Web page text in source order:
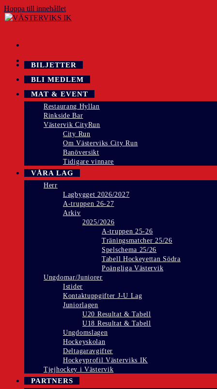
Hoppa till innehållet
BILJETTER
BLI MEDLEM
MAT & EVENT
Restaurang Hyllan
Rinkside Bar
Västervik CityRun
City Run
Om Västerviks City Run
Banöversikt
Tidigare vinnare
VÅRA LAG
Herr
Lagbygget 2026/2027
A-truppen 26-27
Arkiv
2025/2026
A-truppen 25-26
Träningsmatcher 25/26
Spelschema 25/26
Tabell Hockeyettan Södra
Poängliga Västervik
Ungdomar/Juniorer
Istider
Kontaktuppgifter J-U Lag
Juniorlagen
U20 Resultat & Tabell
U18 Resultat & Tabell
Ungdomslagen
Hockeyskolan
Deltagaravgifter
Hockeyprofil Västerviks IK
Tjejhockey i Västervik
PARTNERS